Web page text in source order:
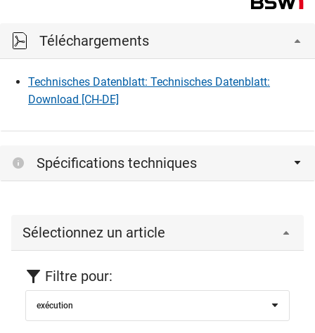
Téléchargements
Technisches Datenblatt: Technisches Datenblatt:
Download [CH-DE]
Spécifications techniques
Sélectionnez un article
Filtre pour:
exécution